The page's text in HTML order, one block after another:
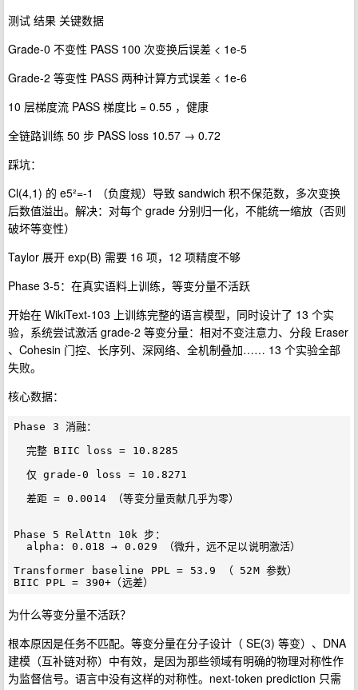
测试 结果 关键数据
Grade-0 不变性 PASS 100 次变换后误差 < 1e-5
Grade-2 等变性 PASS 两种计算方式误差 < 1e-6
10 层梯度流 PASS 梯度比 = 0.55 ，健康
全链路训练 50 步 PASS loss 10.57 → 0.72
踩坑：
Cl(4,1) 的 e5²=-1 （负度规）导致 sandwich 积不保范数，多次变换
后数值溢出。解决：对每个 grade 分别归一化，不能统一缩放（否则
破坏等变性）
Taylor 展开 exp(B) 需要 16 项，12 项精度不够
Phase 3-5：在真实语料上训练，等变分量不活跃
开始在 WikiText-103 上训练完整的语言模型，同时设计了 13 个实
验，系统尝试激活 grade-2 等变分量：相对不变注意力、分段 Eraser
、Cohesin 门控、长序列、深网络、全机制叠加…… 13 个实验全部
失败。
核心数据：
Phase 3 消融：
Phase 5 RelAttn 10k 步：
Transformer baseline PPL = 53.9 （ 52M 参数）
为什么等变分量不活跃？
根本原因是任务不匹配。等变分量在分子设计（ SE(3) 等变）、DNA
建模（互补链对称）中有效，是因为那些领域有明确的物理对称性作
为监督信号。语言中没有这样的对称性。next-token prediction 只需